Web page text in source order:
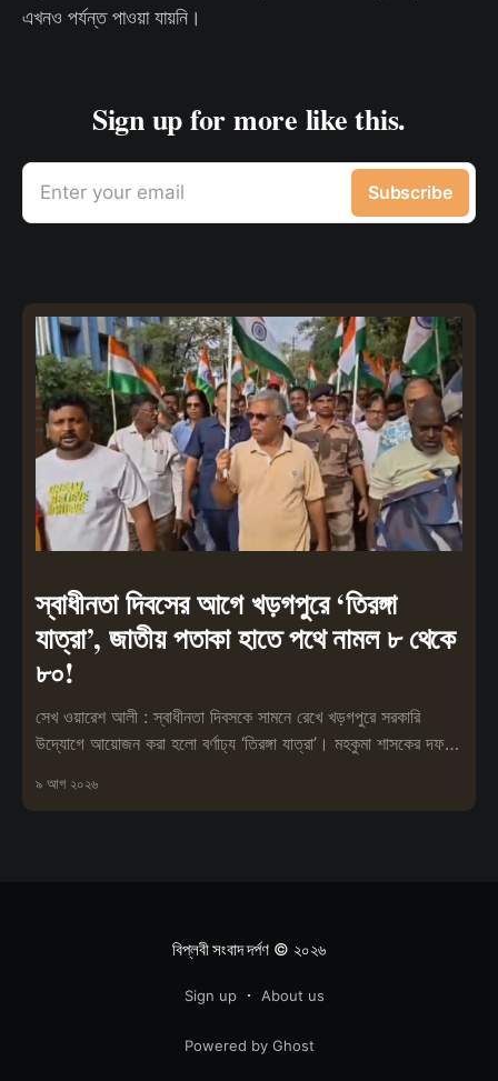
এখনও পর্যন্ত পাওয়া যায়নি।
Sign up for more like this.
Enter your email Subscribe
স্বাধীনতা দিবসের আগে খড়গপুরে ‘তিরঙ্গা
যাত্রা’, জাতীয় পতাকা হাতে পথে নামল ৮ থেকে
৮০!
সেখ ওয়ারেশ আলী : স্বাধীনতা দিবসকে সামনে রেখে খড়গপুরে সরকারি
উদ্যোগে আয়োজন করা হলো বর্ণাঢ্য ‘তিরঙ্গা যাত্রা’। মহকুমা শাসকের দফতর
৯ আগ ২০২৬
বিপ্লবী সংবাদ দর্পণ© ২০২৬
Sign up About us
Powered by Ghost